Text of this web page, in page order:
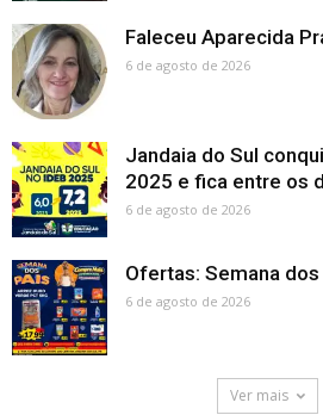
Faleceu Aparecida
6 de agosto de 2026
Jandaia do Sul
2025 e fica entre os
6 de agosto de 2026
Ofertas: Semana dos
6 de agosto de 2026
Ver mais